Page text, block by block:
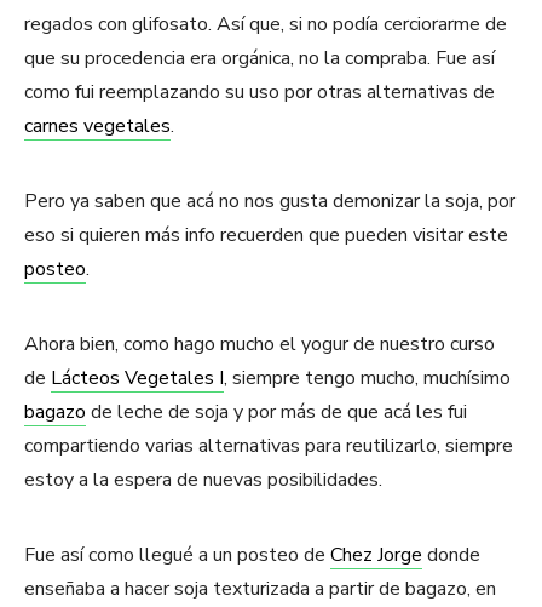
regados con glifosato. Así que, si no podía cerciorarme de
que su procedencia era orgánica, no la compraba. Fue así
como fui reemplazando su uso por otras alternativas de
carnes vegetales.
Pero ya saben que acá no nos gusta demonizar la soja, por
eso si quieren más info recuerden que pueden visitar este
posteo.
Ahora bien, como hago mucho el yogur de nuestro curso
de Lácteos Vegetales I, siempre tengo mucho, muchísimo
bagazo de leche de soja y por más de que acá les fui
compartiendo varias alternativas para reutilizarlo, siempre
estoy a la espera de nuevas posibilidades.
Fue así como llegué a un posteo de Chez Jorge donde
enseñaba a hacer soja texturizada a partir de bagazo, en